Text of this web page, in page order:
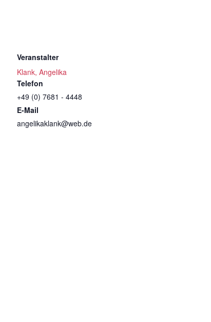
Veranstalter
Klank, Angelika
Telefon
+49 (0) 7681 - 4448
E-Mail
angelikaklank@web.de